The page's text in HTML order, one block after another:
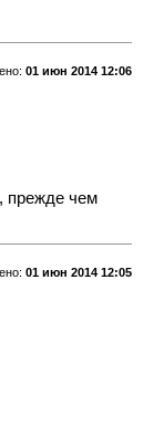
01 июн 2014 12:06
прежде чем
01 июн 2014 12:05